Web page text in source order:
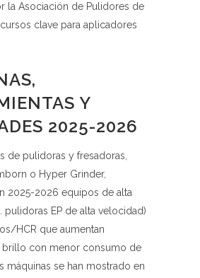
la Asociación de Pulidores de
clave para aplicadores
Y
2025-2026
de pulidoras y fresadoras,
o Hyper Grinder,
2025-2026 equipos de alta
pulidoras EP de alta velocidad)
HCR que aumentan
brillo con menor consumo de
máquinas se han mostrado en